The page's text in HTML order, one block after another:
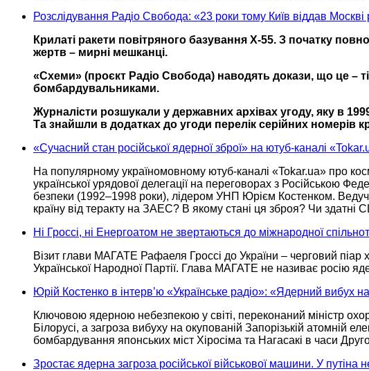
Розслідування Радіо Свобода: «23 роки тому Київ віддав
Крилаті ракети повітряного базування Х-55. З початку
жертв – мирні мешканці.
«Схеми» (проєкт Радіо Свобода) наводять докази, що це –
бомбардувальниками.
Журналісти розшукали у державних архівах угоду, яку в
Та знайшли в додатках до угоди перелік серійних номерів
«Сучасний стан російської ядерної зброї» на ютуб-каналі
На популярному україномовному ютуб-каналі «Tokar.ua» про
української урядової делегації на переговорах з Російською
безпеки (1992–1998 роки), лідером УНП Юрієм Костенком.
країну від теракту на ЗАЕС? В якому стані ця зброя? Чи здатні
Ні Гроссі, ні Енергоатом не звертаються до міжнародної
Візит глави МАГАТЕ Рафаеля Гроссі до України – черговий піар
Української Народної Партії. Глава МАГАТЕ не називає росію
Юрій Костенко в інтерв’ю «Українське радіо»: «Ядерний вибух
Ключовою ядерною небезпекою у світі, переконаний міністр
Білорусі, а загроза вибуху на окупованій Запорізькій атомній
бомбардування японських міст Хіросіма та Нагасакі в часи
Зростає ядерна загроза російської військової машини. У